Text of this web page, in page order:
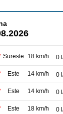
Sureste 18 km/h 0
Este 14 km/h 0
Este 14 km/h 0
Este 18 km/h 0